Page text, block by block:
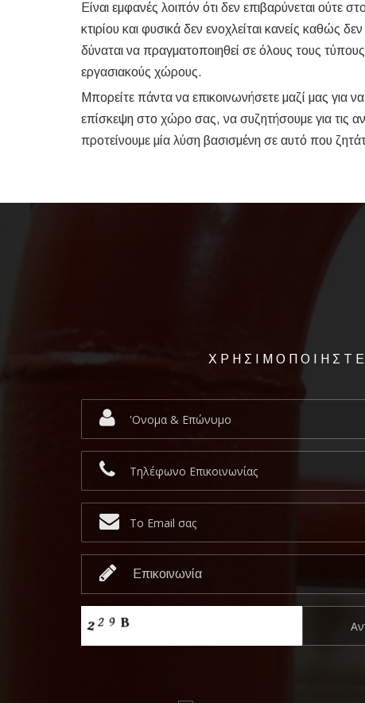
Είναι εμφανές λοιπόν ότι δεν επιβαρύνεται ούτε
κτιρίου και φυσικά δεν ενοχλείται κανείς καθώς
δύναται να πραγματοποιηθεί σε όλους τους
εργασιακούς χώρους.
Μπορείτε πάντα να επικοινωνήσετε μαζί μας για
επίσκεψη στο χώρο σας, να συζητήσουμε για τις
προτείνουμε μία λύση βασισμένη σε αυτό που